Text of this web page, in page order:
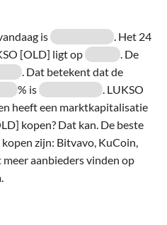
is
. Het 24
[OLD] ligt op
. De
. Dat betekent dat de
% is
. LUKSO
heeft een marktkapitalisatie
kopen? Dat kan. De beste
zijn: Bitvavo, KuCoin,
meer aanbieders vinden op